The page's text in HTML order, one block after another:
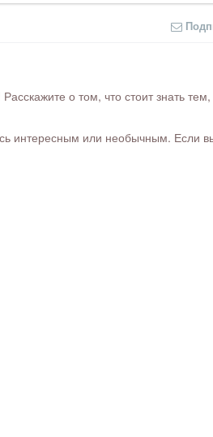
о том, что стоит знать тем,
интересным или необычным. Если